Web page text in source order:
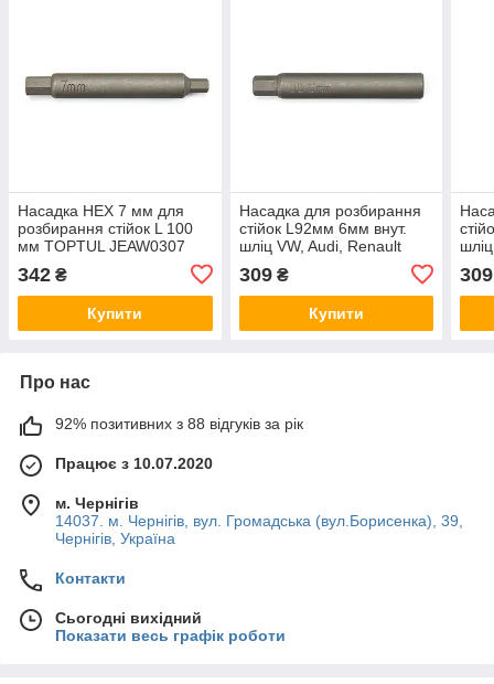
Насадка HEX 7 мм для
розбирання стійок L 100
мм TOPTUL JEAW0307
342 ₴
Купити
Насадка для розбирання
стійок L92мм 6мм внут.
шліц VW, Audi, Renault
309₴
Купити
309
Про нас
92% позитивних з 88 відгуків за рік
Працює з 10.07.2020
м. Чернігів
14037. м. Чернігів, вул. Громадська (вул.Борисенка), 39,
Чернігів, Україна
Контакти
Сьогодні вихідний
Показати весь графік роботи